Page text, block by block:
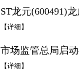
ST龙元(600491)
【详细】
市场监管总局启
【详细】